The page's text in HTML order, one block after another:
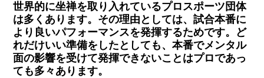
世界的に坐禅を取り入れているプロスポーツ団体
は多くあります。その理由としては、試合本番に
より良いパフォーマンスを発揮するためです。ど
れだけいい準備をしたとしても、本番でメンタル
面の影響を受けて発揮できないことはプロであっ
ても多々あります。